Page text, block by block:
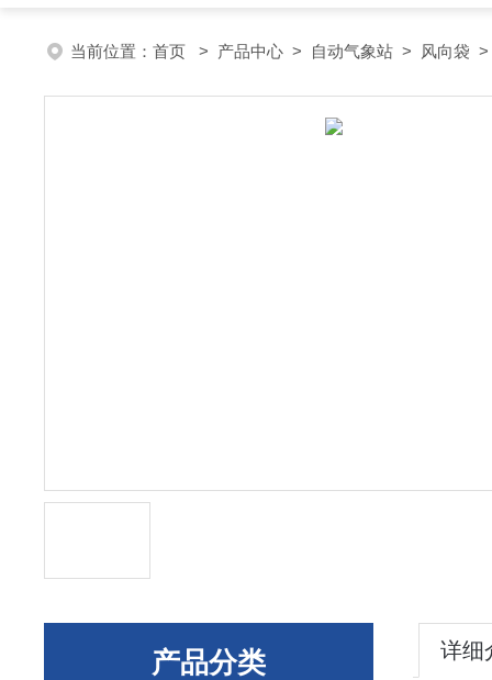
当前位置： 首页 > 产品中心 > 自动气象站 > 风向袋 >
产品分类 详细